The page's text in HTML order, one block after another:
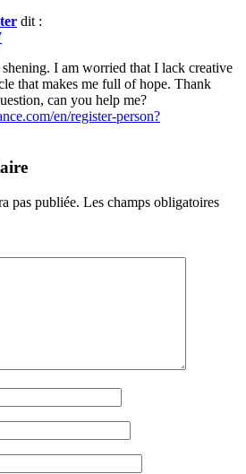
dit :
I am worried that I lack creative
that makes me full of hope. Thank
can you help me?
en/register-person?
pas publiée. Les champs obligatoires